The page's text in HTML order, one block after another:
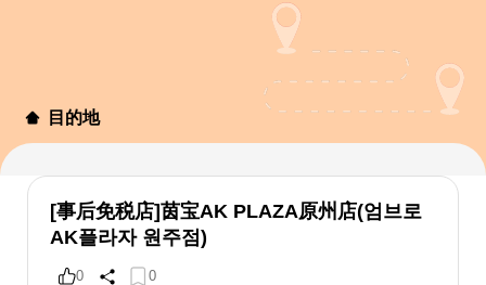
目的地
[事后免税店]茵宝AK PLAZA原州店(엄브로
AK플라자 원주점)
0 0